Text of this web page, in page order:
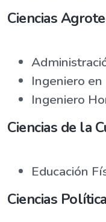
Ciencias
Ingeniero
Ingeniero
Ciencias de la
Educación
Ciencias